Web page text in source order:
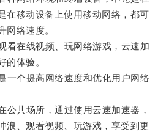
在移动设备上使用移动网络，都可
网络速度。
在线视频、玩网络游戏，云速加
的体验。
个提高网络速度和优化用户网络
共场所，通过使用云速加速器，
浪、观看视频、玩游戏，享受到更